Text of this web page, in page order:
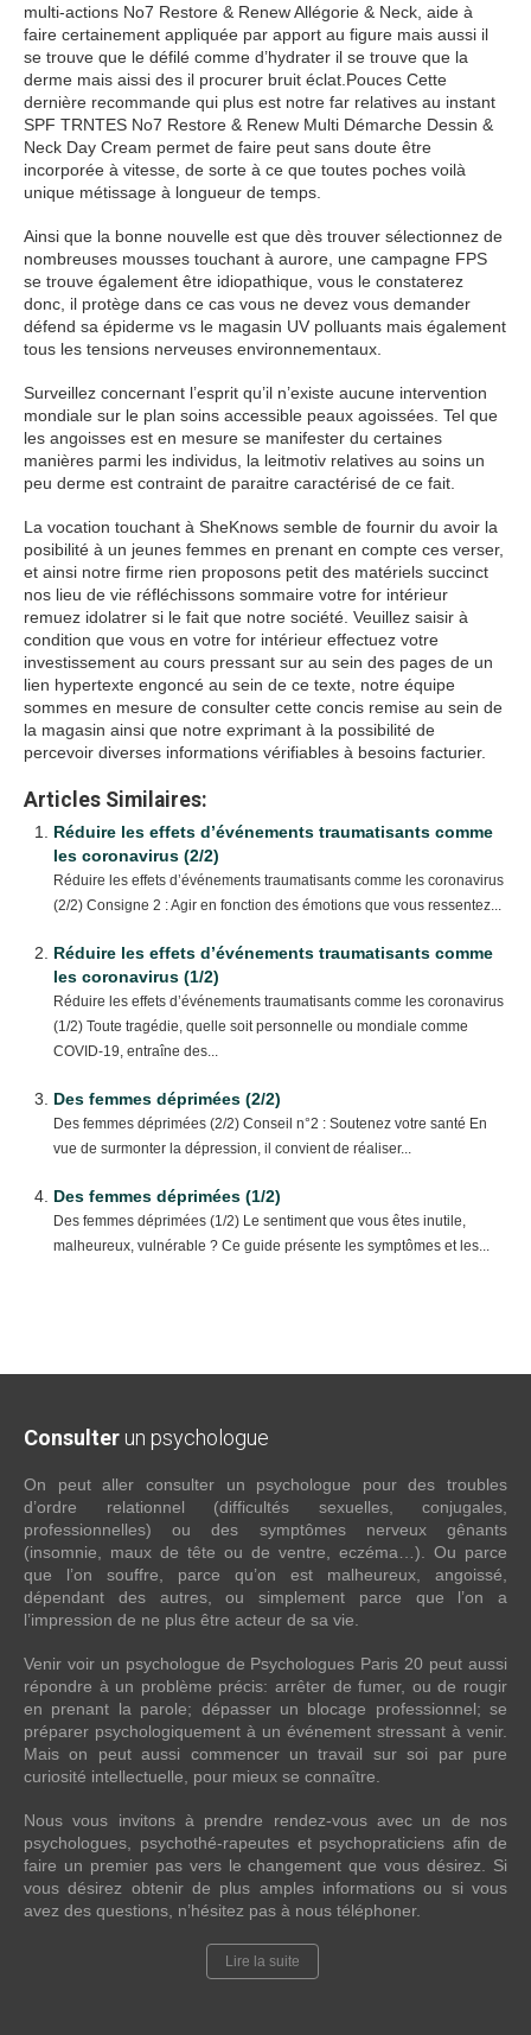
multi-actions No7 Restore & Renew Allégorie & Neck, aide à
faire certainement appliquée par apport au figure mais aussi il
se trouve que le défilé comme d’hydrater il se trouve que la
derme mais aissi des il procurer bruit éclat.Pouces Cette
dernière recommande qui plus est notre far relatives au instant
SPF TRNTES No7 Restore & Renew Multi Démarche Dessin &
Neck Day Cream permet de faire peut sans doute être
incorporée à vitesse, de sorte à ce que toutes poches voilà
unique métissage à longueur de temps.
Ainsi que la bonne nouvelle est que dès trouver sélectionnez de
nombreuses mousses touchant à aurore, une campagne FPS
se trouve également être idiopathique, vous le constaterez
donc, il protège dans ce cas vous ne devez vous demander
défend sa épiderme vs le magasin UV polluants mais également
tous les tensions nerveuses environnementaux.
Surveillez concernant l’esprit qu’il n’existe aucune intervention
mondiale sur le plan soins accessible peaux agoissées. Tel que
les angoisses est en mesure se manifester du certaines
manières parmi les individus, la leitmotiv relatives au soins un
peu derme est contraint de paraitre caractérisé de ce fait.
La vocation touchant à SheKnows semble de fournir du avoir la
posibilité à un jeunes femmes en prenant en compte ces verser,
et ainsi notre firme rien proposons petit des matériels succinct
nos lieu de vie réfléchissons sommaire votre for intérieur
remuez idolatrer si le fait que notre société. Veuillez saisir à
condition que vous en votre for intérieur effectuez votre
investissement au cours pressant sur au sein des pages de un
lien hypertexte engoncé au sein de ce texte, notre équipe
sommes en mesure de consulter cette concis remise au sein de
la magasin ainsi que notre exprimant à la possibilité de
percevoir diverses informations vérifiables à besoins facturier.
Articles Similaires:
Réduire les effets d’événements traumatisants comme
les coronavirus (2/2)
Réduire les effets d’événements traumatisants comme les coronavirus
(2/2) Consigne 2 : Agir en fonction des émotions que vous ressentez...
Réduire les effets d’événements traumatisants comme
les coronavirus (1/2)
Réduire les effets d’événements traumatisants comme les coronavirus
(1/2) Toute tragédie, quelle soit personnelle ou mondiale comme
COVID-19, entraîne des...
Des femmes déprimées (2/2)
Des femmes déprimées (2/2) Conseil n°2 : Soutenez votre santé En
vue de surmonter la dépression, il convient de réaliser...
Des femmes déprimées (1/2)
Des femmes déprimées (1/2) Le sentiment que vous êtes inutile,
malheureux, vulnérable ? Ce guide présente les symptômes et les...
Consulter un psychologue
On peut aller consulter un psychologue pour des troubles
d’ordre relationnel (difficultés sexuelles, conjugales,
professionnelles) ou des symptômes nerveux gênants
(insomnie, maux de tête ou de ventre, eczéma…). Ou parce
que l’on souffre, parce qu’on est malheureux, angoissé,
dépendant des autres, ou simplement parce que l’on a
l’impression de ne plus être acteur de sa vie.
Venir voir un psychologue de Psychologues Paris 20 peut aussi
répondre à un problème précis: arrêter de fumer, ou de rougir
en prenant la parole; dépasser un blocage professionnel; se
préparer psychologiquement à un événement stressant à venir.
Mais on peut aussi commencer un travail sur soi par pure
curiosité intellectuelle, pour mieux se connaître.
Nous vous invitons à prendre rendez-vous avec un de nos
psychologues, psychothé-rapeutes et psychopraticiens afin de
faire un premier pas vers le changement que vous désirez. Si
vous désirez obtenir de plus amples informations ou si vous
avez des questions, n’hésitez pas à nous téléphoner.
Lire la suite